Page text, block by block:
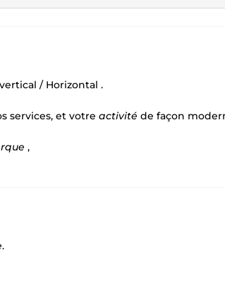
/ Horizontal .
services, et votre activité de façon
,
.